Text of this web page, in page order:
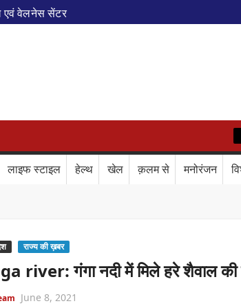
एवं वेलनेस सेंटर
फेरे विस्तारित
में बड़ा बदलाव
ऑफ इंडिया’ सम्मान
बड़ा संदेश
Train Route Diversion:
डिजिटल कवच
BPCL Ethanol Case: इथेनॉल
लाइफ स्टाइल हेल्थ खेल क़लम से मनोरंजन
राज्य की ख़बर
river: गंगा नदी में मिले हरे शैवाल की
June 8, 2021